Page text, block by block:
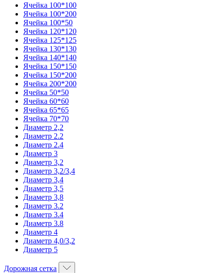
Ячейка 100*100
Ячейка 100*200
Ячейка 100*50
Ячейка 120*120
Ячейка 125*125
Ячейка 130*130
Ячейка 140*140
Ячейка 150*150
Ячейка 150*200
Ячейка 200*200
Ячейка 50*50
Ячейка 60*60
Ячейка 65*65
Ячейка 70*70
Диаметр 2,2
Диаметр 2.2
Диаметр 2.4
Диаметр 3
Диаметр 3,2
Диаметр 3,2/3,4
Диаметр 3,4
Диаметр 3,5
Диаметр 3,8
Диаметр 3.2
Диаметр 3.4
Диаметр 3.8
Диаметр 4
Диаметр 4,0/3,2
Диаметр 5
Дорожная сетка